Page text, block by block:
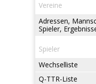
Vereine
Adressen,
Spieler,
Spieler
Wechselliste
Q-TTR-Liste